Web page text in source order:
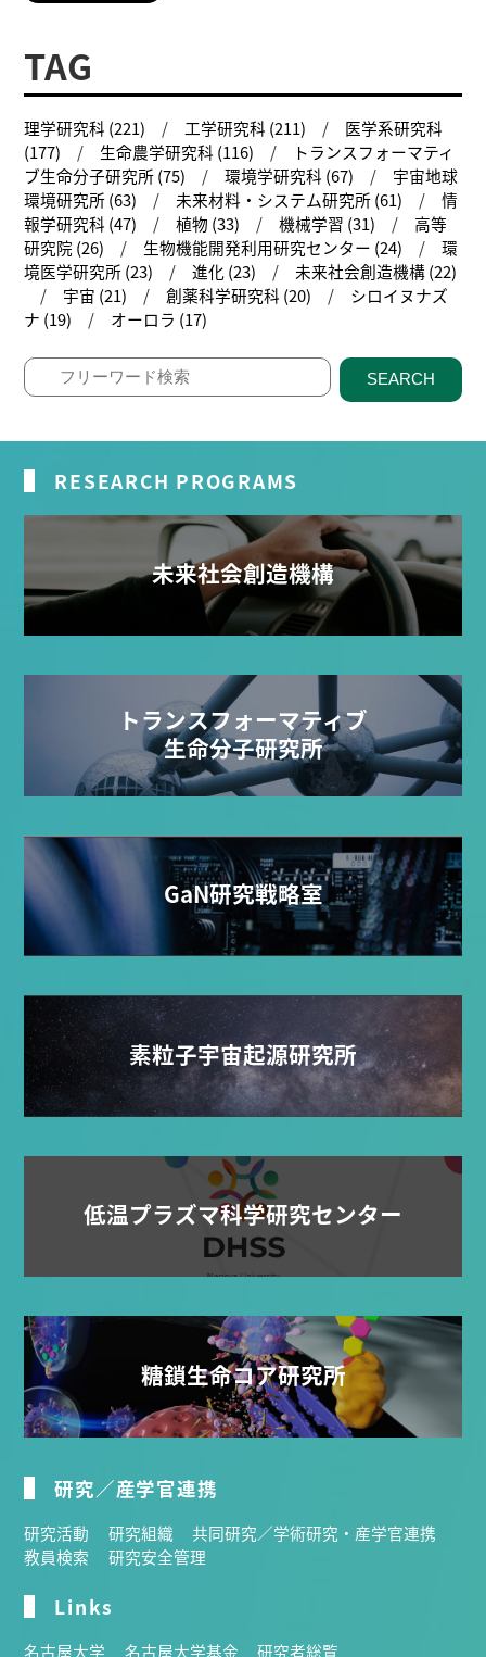
TAG
理学研究科 (221) 工学研究科 (211)
医学系研究科
(177)
生命農学研究科 (116)
トランスフォーマティ
ブ生命分子研究所 (75)
環境学研究科 (67)
宇宙地球
環境研究所 (63)
未来材料・システム研究所 (61)
情
報学研究科 (47)
植物 (33) 機械学習 (31)
高等
研究院 (26)
生物機能開発利用研究センター (24)
環
境医学研究所 (23)
進化 (23)
未来社会創造機構 (22)
宇宙 (21)
創薬科学研究科 (20)
シロイヌナズ
ナ (19)
オーロラ (17)
SEARCH
RESEARCH PROGRAMS
未来社会創造機構
トランスフォーマティブ
生命分子研究所
GaN研究戦略室
素粒子宇宙起源研究所
低温プラズマ科学研究センター
糖鎖生命コア研究所
研究／産学官連携
研究活動 研究組織
共同研究／学術研究・産学官連携
教員検索
研究安全管理
Links
名古屋大学 名古屋大学基金 研究者総覧